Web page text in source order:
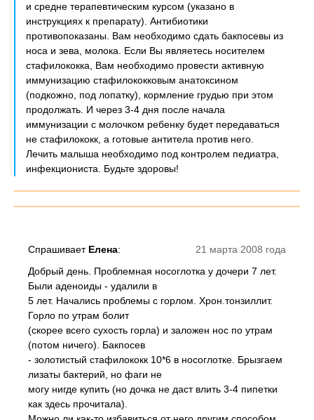
и средне терапевтическим курсом (указано в
инструкциях к препарату). Антибиотики
противопоказаны. Вам необходимо сдать бакпосевы из
носа и зева, молока. Если Вы являетесь носителем
стафилококка, Вам необходимо провести активную
иммунизацию стафилококковым анатоксином
(подкожно, под лопатку), кормление грудью при этом
продолжать. И через 3-4 дня после начала
иммунизации с молочком ребенку будет передаваться
не стафилококк, а готовые антитела против него.
Лечить малыша необходимо под контролем педиатра,
инфекциониста. Будьте здоровы!
21 марта 2008 года
Спрашивает Елена:
Добрый день. Проблемная носоглотка у дочери 7 лет.
Были аденоиды - удалили в
5 лет. Начались проблемы с горлом. Хрон.тонзиллит.
Горло по утрам болит
(скорее всего сухость горла) и заложен нос по утрам
(потом ничего). Бакпосев
- золотистый стафилококк 10*6 в носоглотке. Брызгаем
лизаты бактерий, но фаги не
могу нигде купить (но дочка не даст влить 3-4 пипетки
как здесь прочитала).